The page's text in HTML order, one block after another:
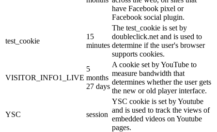
have Facebook pixel or
Facebook social plugin.
test_cookie
15
minutes
The test_cookie is set by
doubleclick.net and is used to
determine if the user's browser
supports cookies.
VISITOR_INFO1_LIVE
5
months
27 days
A cookie set by YouTube to
measure bandwidth that
determines whether the user gets
the new or old player interface.
YSC session
YSC cookie is set by Youtube
and is used to track the views of
embedded videos on Youtube
pages.